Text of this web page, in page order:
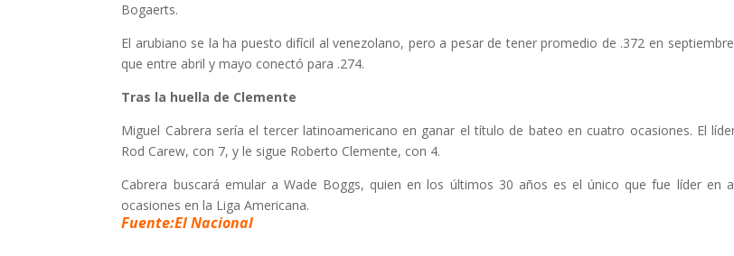
Bogaerts.
El arubiano se la ha puesto difícil al venezolano, pero a pesar de tener promedio de .372 en
que entre abril y mayo conectó para .274.
Tras la huella de Clemente
Miguel Cabrera sería el tercer latinoamericano en ganar el título de bateo en cuatro ocasiones. El
Rod Carew, con 7, y le sigue Roberto Clemente, con 4.
Cabrera buscará emular a Wade Boggs, quien en los últimos 30 años es el único que fue líder en
ocasiones en la Liga Americana.
Fuente:El Nacional